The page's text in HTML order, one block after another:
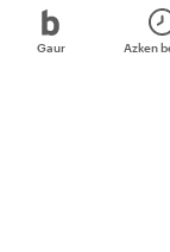
Gaur Azken